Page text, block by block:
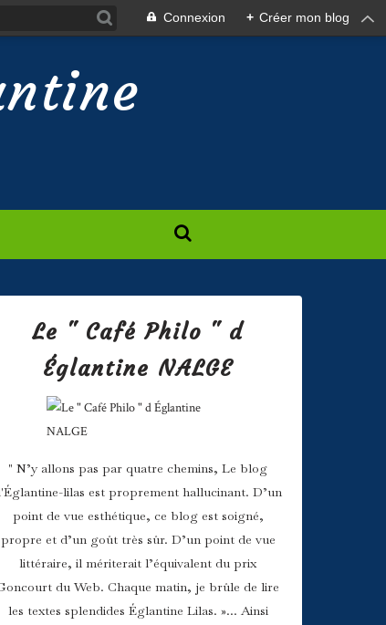
Connexion + Créer mon blog
Le " Café Philo " d
Églantine NALGE
" N’y allons pas par quatre chemins, Le blog
lilas est proprement hallucinant. D’un
point de vue esthétique, ce blog est soigné,
propre et d’un goût très sûr. D’un point de vue
littéraire, il mériterait l’équivalent du prix
du Web. Chaque matin, je brûle de lire
les textes splendides Églantine Lilas. »... Ainsi